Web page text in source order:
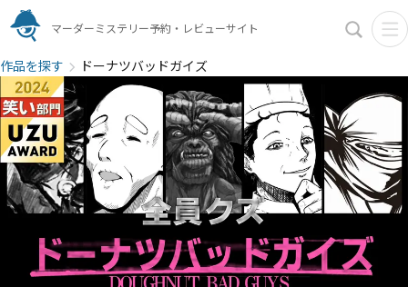
マーダーミステリー予約・レビューサイト
作品を探す ドーナツバッドガイズ